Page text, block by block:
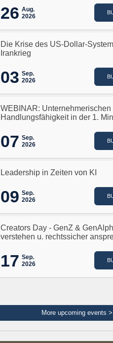
26 Aug.
2026
Die Krise des US-Dollar-
Irankrieg
03 Sep.
2026
WEBINAR: Unternehmerischen
Handlungsfähigkeit in der 1.
07 Sep.
2026
Leadership in Zeiten von KI
09 Sep.
2026
Creators Day - GenZ &
verstehen u. rechtssicher
17 Sep.
2026
More upcoming events >